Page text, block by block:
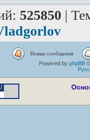
525850 |
Новые сообщения
Powered by phpBB